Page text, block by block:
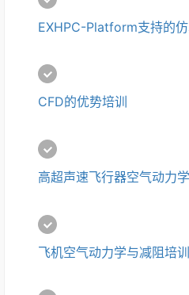
EXHPC-Platform支持的
CFD的优势培训
高超声速飞行器空气动力
飞机空气动力学与减阻培训